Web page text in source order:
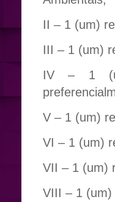
II – 1 (um)
III – 1 (um)
IV – 1
V – 1 (um)
VI – 1 (um)
VII – 1 (um)
VIII – 1 (um)